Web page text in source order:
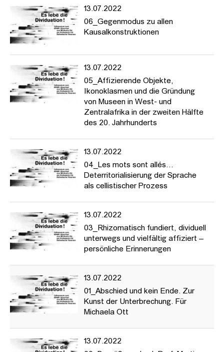
postkolonialer Perspektive, Theorien der Affekte und
Affizierungen sowie Theorien der (In)Dividuation. Dass wir als
Subjekte keine Ungeteilten, keine Individuen, sondern freiwillig-
unfreiwillig, physisch und sozial an Anderen und Anderem
Teilhabende sind, gehört zu ihren philosophischen
Überzeugungen. Es lebe die Dividuation! Unter diesem Motto wird
Michaela Ott am 30. Juni mit einem Symposion von der HFBK
verabschiedet.
13.07.2022
06_Gegenmodus zu allen
Kausalkonstruktionen
13.07.2022
05_Affizierende Objekte,
Ikonoklasmen und die Gründung
von Museen in West- und
Zentralafrika in der zweiten Hälfte
des 20. Jahrhunderts
13.07.2022
04_Les mots sont allés…
Deterritorialisierung der Sprache
als cellistischer Prozess
13.07.2022
03_Rhizomatisch fundiert, dividuell
unterwegs und vielfältig affiziert –
persönliche Erinnerungen
13.07.2022
01_Abschied und kein Ende. Zur
Kunst der Unterbrechung. Für
Michaela Ott
13.07.2022